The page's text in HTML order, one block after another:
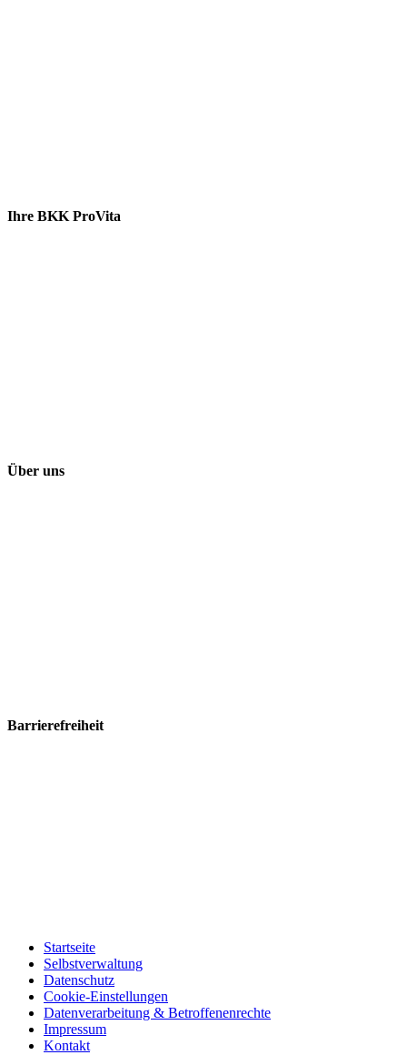
Ihre BKK ProVita
Über uns
Barrierefreiheit
Startseite
Selbstverwaltung
Datenschutz
Cookie-Einstellungen
Datenverarbeitung & Betroffenenrechte
Impressum
Kontakt